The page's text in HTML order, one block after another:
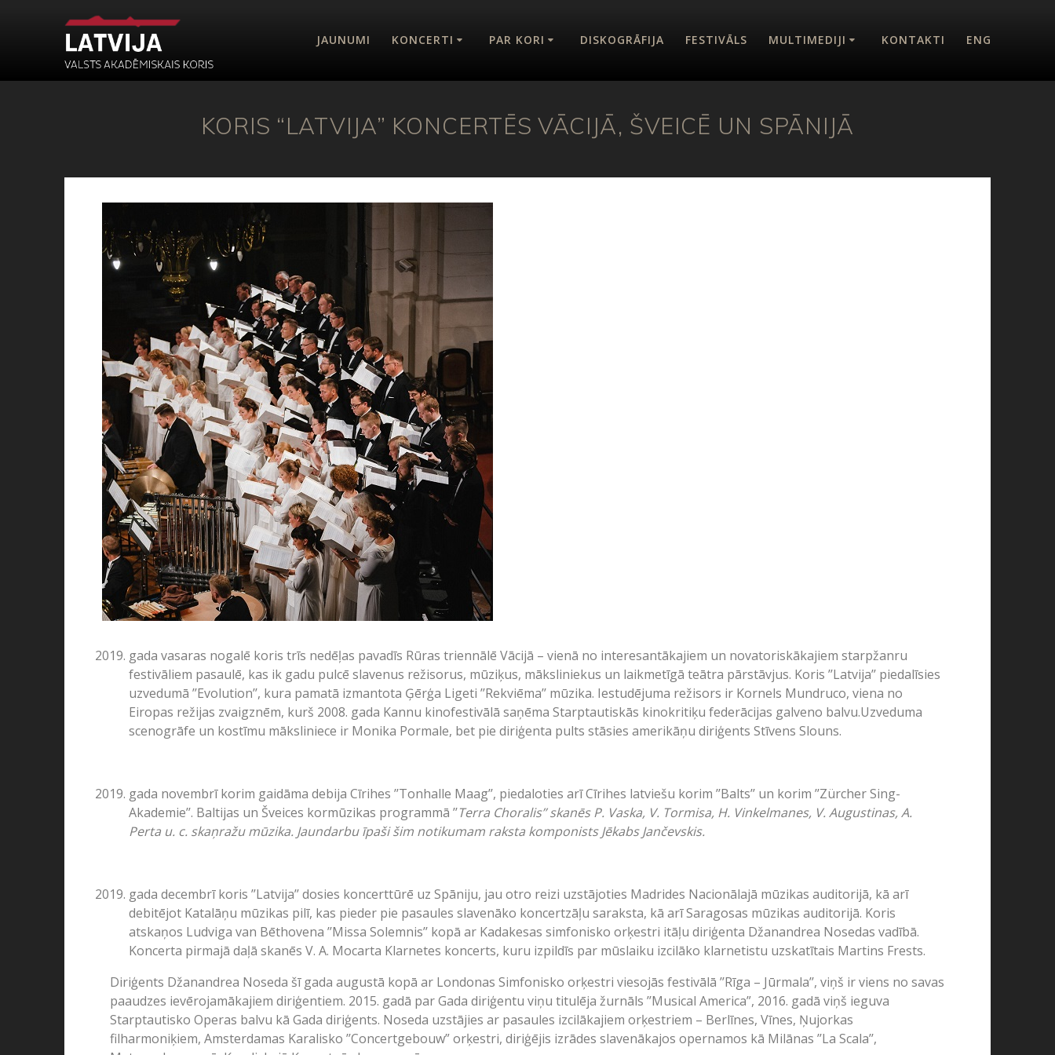
JAUNUMI KONCERTI PAR KORI DISKOGRĀFIJA FESTIVĀLS MULTIMEDIJI KONTAKTI ENG
KORIS “LATVIJA” KONCERTĒS VĀCIJĀ, ŠVEICĒ UN SPĀNIJĀ
gada vasaras nogalē koris trīs nedēļas pavadīs Rūras triennālē Vācijā – vienā no interesantākajiem un novatoriskākajiem starpžanru
festivāliem pasaulē, kas ik gadu pulcē slavenus režisorus, mūziķus, māksliniekus un laikmetīgā teātra pārstāvjus. Koris ’’Latvija’’ piedalīsies
uzvedumā ’’Evolution’’, kura pamatā izmantota Ģērģa Ligeti ’’Rekviēma’’ mūzika. Iestudējuma režisors ir Kornels Mundruco, viena no
Eiropas režijas zvaigznēm, kurš 2008. gada Kannu kinofestivālā saņēma Starptautiskās kinokritiķu federācijas galveno balvu.Uzveduma
scenogrāfe un kostīmu māksliniece ir Monika Pormale, bet pie diriģenta pults stāsies amerikāņu diriģents Stīvens Slouns.
gada novembrī korim gaidāma debija Cīrihes ’’Tonhalle Maag’’, piedaloties arī Cīrihes latviešu korim ’’Balts’’ un korim ’’Zürcher Sing-
Akademie’’. Baltijas un Šveices kormūzikas programmā ’’Terra Choralis’’ skanēs P. Vaska, V. Tormisa, H. Vinkelmanes, V. Augustinas, A.
Perta u. c. skaņražu mūzika. Jaundarbu īpaši šim notikumam raksta komponists Jēkabs Jančevskis.
gada decembrī koris ’’Latvija’’ dosies koncerttūrē uz Spāniju, jau otro reizi uzstājoties Madrides Nacionālajā mūzikas auditorijā, kā arī
debitējot Katalāņu mūzikas pilī, kas pieder pie pasaules slavenāko koncertzāļu saraksta, kā arī Saragosas mūzikas auditorijā. Koris
atskaņos Ludviga van Bēthovena ’’Missa Solemnis’’ kopā ar Kadakesas simfonisko orķestri itāļu diriģenta Džanandrea Nosedas vadībā.
Koncerta pirmajā daļā skanēs V. A. Mocarta Klarnetes koncerts, kuru izpildīs par mūslaiku izcilāko klarnetistu uzskatītais Martins Frests.
Diriģents Džanandrea Noseda šī gada augustā kopā ar Londonas Simfonisko orķestri viesojās festivālā ’’Rīga – Jūrmala’’, viņš ir viens no savas
paaudzes ievērojamākajiem diriģentiem. 2015. gadā par Gada diriģentu viņu titulēja žurnāls ’’Musical America”, 2016. gadā viņš ieguva
Starptautisko Operas balvu kā Gada diriģents. Noseda uzstājies ar pasaules izcilākajiem orķestriem – Berlīnes, Vīnes, Ņujorkas
filharmoniķiem, Amsterdamas Karalisko ’’Concertgebouw” orķestri, diriģējis izrādes slavenākajos opernamos kā Milānas ’’La Scala’’,